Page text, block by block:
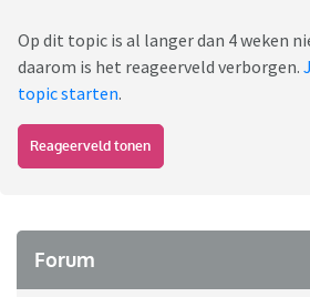
Op dit topic is al langer dan 4 weken
daarom is het reageerveld verborgen.
topic starten.
Reageerveld tonen
Forum